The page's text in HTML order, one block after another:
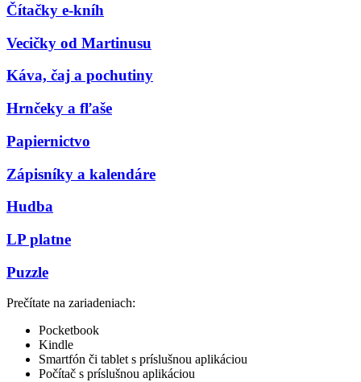
Čítačky e-kníh
Vecičky od Martinusu
Káva, čaj a pochutiny
Hrnčeky a fľaše
Papiernictvo
Zápisníky a kalendáre
Hudba
LP platne
Puzzle
Prečítate na zariadeniach:
Pocketbook
Kindle
Smartfón či tablet s príslušnou aplikáciou
Počítač s príslušnou aplikáciou